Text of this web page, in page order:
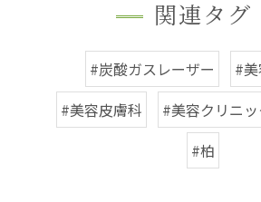
関連タグ
#炭酸ガスレーザー
#
#美容皮膚科
#美容クリニッ
#柏